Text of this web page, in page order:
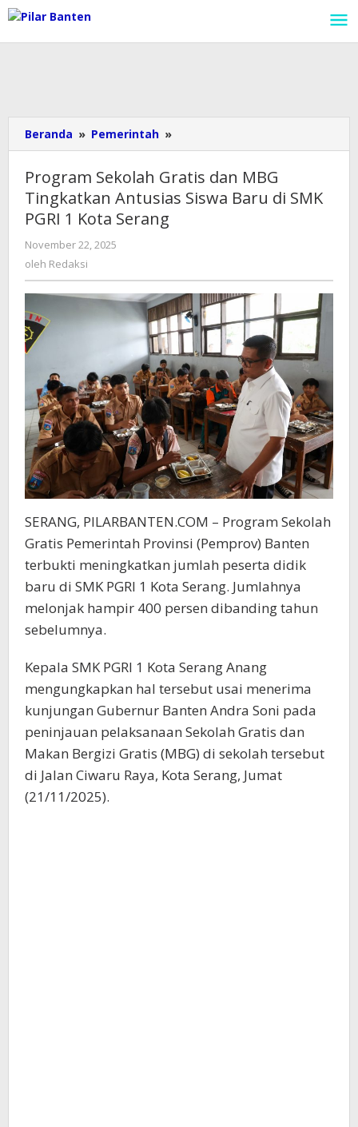
Lewati
ke
konten
Beranda » Pemerintah »
Sekolah
dan
MBG
di
SMK
PGRI
1
Kota
Serang
Program Sekolah Gratis dan MBG
Tingkatkan Antusias Siswa Baru di SMK
PGRI 1 Kota Serang
November 22, 2025
oleh Redaksi
SERANG, PILARBANTEN.COM – Program Sekolah
Gratis Pemerintah Provinsi (Pemprov) Banten
terbukti meningkatkan jumlah peserta didik
baru di SMK PGRI 1 Kota Serang. Jumlahnya
melonjak hampir 400 persen dibanding tahun
sebelumnya.
Kepala SMK PGRI 1 Kota Serang Anang
mengungkapkan hal tersebut usai menerima
kunjungan Gubernur Banten Andra Soni pada
peninjauan pelaksanaan Sekolah Gratis dan
Makan Bergizi Gratis (MBG) di sekolah tersebut
di Jalan Ciwaru Raya, Kota Serang, Jumat
(21/11/2025).